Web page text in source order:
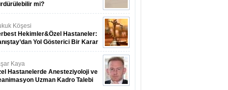
mi?
Köşesi
Hekimler&Özel Hastaneler:
Yol Gösterici Bir Karar
Kaya
Hastanelerde Anesteziyoloji ve
Uzman Kadro Talebi